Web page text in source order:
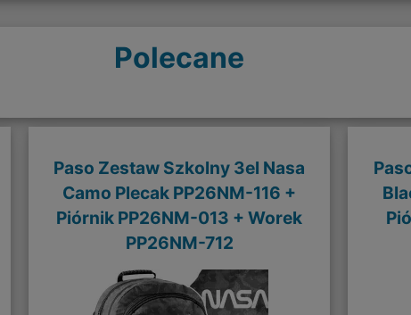
Polecane
Paso Zestaw Szkolny 3el Nasa
Camo Plecak PP26NM-116 +
Piórnik PP26NM-013 + Worek
PP26NM-712